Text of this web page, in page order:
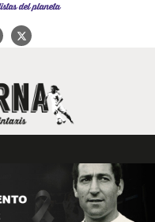
del planeta